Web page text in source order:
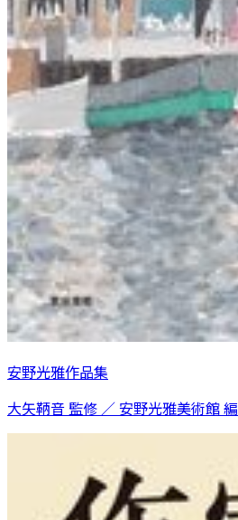
安野光雅作品集
大矢鞆音 監修 ／ 安野光雅美術館 編